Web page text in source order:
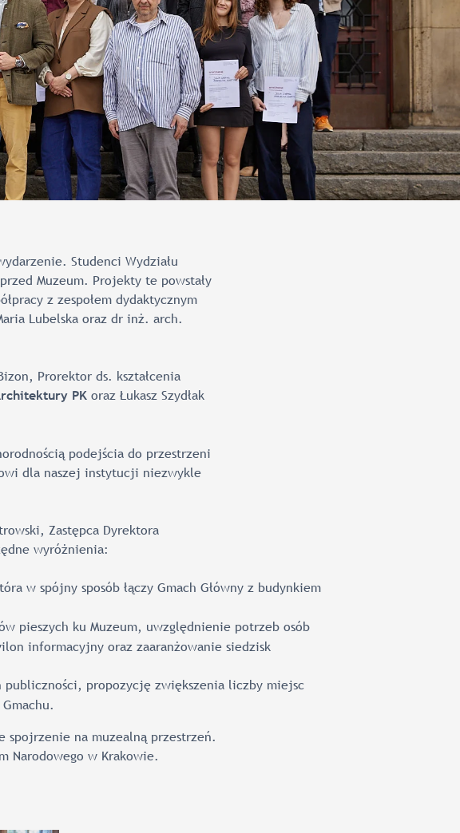
Studenci Wydziału
Muzeum. Projekty te powstały
z zespołem dydaktycznym
Lubelska oraz dr inż. arch.
Prorektor ds. kształcenia
PK oraz Łukasz Szydłak
podejścia do przestrzeni
dla naszej instytucji niezwykle
Zastępca Dyrektora
wyróżnienia:
w spójny sposób łączy Gmach Główny z budynkiem
pieszych ku Muzeum, uwzględnienie potrzeb osób
informacyjny oraz zaaranżowanie siedzisk
publiczności, propozycję zwiększenia liczby miejsc
spojrzenie na muzealną przestrzeń.
Narodowego w Krakowie.